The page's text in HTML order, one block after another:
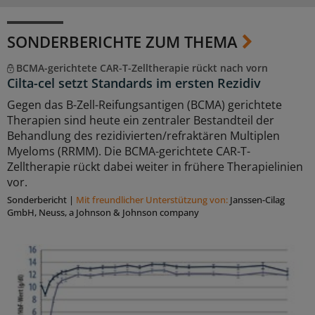
SONDERBERICHTE ZUM THEMA
BCMA-gerichtete CAR-T-Zelltherapie rückt nach vorn
Cilta-cel setzt Standards im ersten Rezidiv
Gegen das B-Zell-Reifungsantigen (BCMA) gerichtete
Therapien sind heute ein zentraler Bestandteil der
Behandlung des rezidivierten/refraktären Multiplen
Myeloms (RRMM). Die BCMA-gerichtete CAR-T-
Zelltherapie rückt dabei weiter in frühere Therapielinien
vor.
Sonderbericht | Mit freundlicher Unterstützung von: Janssen-Cilag
GmbH, Neuss, a Johnson & Johnson company